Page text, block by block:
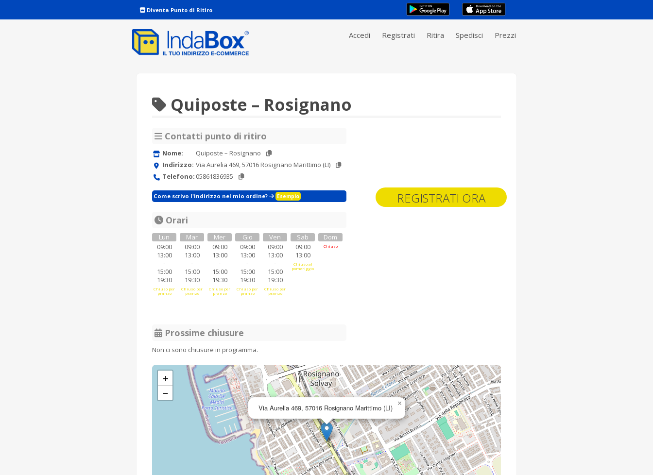
Diventa Punto di Ritiro
Accedi Registrati Ritira Spedisci Prezzi
REGISTRATI ORA
Quiposte – Rosignano
Contatti punto di ritiro
Nome:
Quiposte – Rosignano
Indirizzo: Via Aurelia 469, 57016 Rosignano Marittimo (LI)
Telefono: 05861836935
Come scrivo l'indirizzo nel mio ordine? Esempio
Orari
Lun
09:00
13:00
-
15:00
19:30
Chiuso per
pranzo
Mar
09:00
13:00
-
15:00
19:30
Chiuso per
pranzo
Mer
09:00
13:00
-
15:00
19:30
Chiuso per
pranzo
Gio
09:00
13:00
-
15:00
19:30
Chiuso per
pranzo
Ven
09:00
13:00
-
15:00
19:30
Chiuso per
pranzo
Sab
09:00
13:00
Chiuso al
pomeriggio
Dom
Chiuso
Prossime chiusure
Non ci sono chiusure in programma.
Via Aurelia 469, 57016 Rosignano Marittimo (LI) ×
+
−